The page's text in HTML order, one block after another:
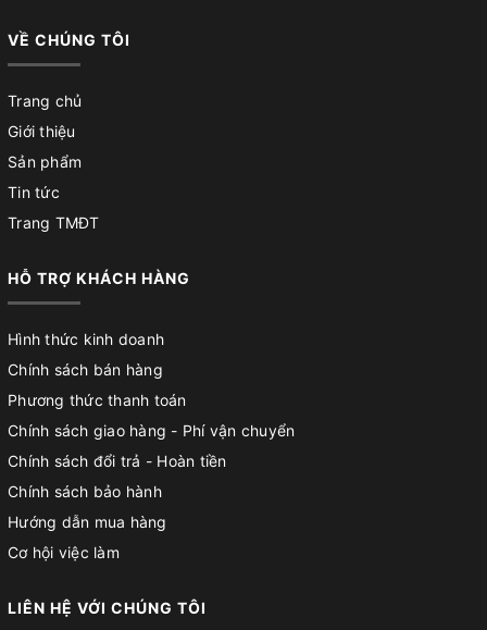
VỀ CHÚNG TÔI
Trang chủ
Giới thiệu
Sản phẩm
Tin tức
Trang TMĐT
HỖ TRỢ KHÁCH HÀNG
Hình thức kinh doanh
Chính sách bán hàng
Phương thức thanh toán
Chính sách giao hàng - Phí vận chuyển
Chính sách đổi trả - Hoàn tiền
Chính sách bảo hành
Hướng dẫn mua hàng
Cơ hội việc làm
LIÊN HỆ VỚI CHÚNG TÔI